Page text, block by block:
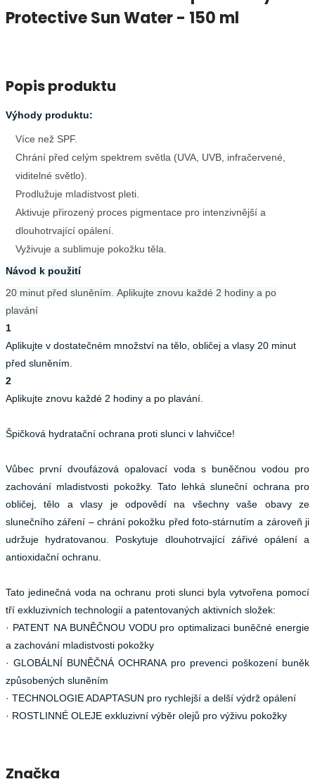
Protective Sun Water - 150 ml
Popis produktu
Výhody produktu:
Více než SPF.
Chrání před celým spektrem světla (UVA, UVB, infračervené,
viditelné světlo).
Prodlužuje mladistvost pleti.
Aktivuje přirozený proces pigmentace pro intenzivnější a
dlouhotrvající opálení.
Vyživuje a sublimuje pokožku těla.
Návod k použití
20 minut před sluněním. Aplikujte znovu každé 2 hodiny a po
plavání
1
Aplikujte v dostatečném množství na tělo, obličej a vlasy 20 minut
před sluněním.
2
Aplikujte znovu každé 2 hodiny a po plavání.
Špičková hydratační ochrana proti slunci v lahvičce!
Vůbec první dvoufázová opalovací voda s buněčnou vodou pro
zachování mladistvosti pokožky. Tato lehká sluneční ochrana pro
obličej, tělo a vlasy je odpovědí na všechny vaše obavy ze
slunečního záření – chrání pokožku před foto-stárnutím a zároveň ji
udržuje hydratovanou. Poskytuje dlouhotrvající zářivé opálení a
antioxidační ochranu.
Tato jedinečná voda na ochranu proti slunci byla vytvořena pomocí
tří exkluzivních technologií a patentovaných aktivních složek:
· PATENT NA BUNĚČNOU VODU pro optimalizaci buněčné energie
a zachování mladistvosti pokožky
· GLOBÁLNÍ BUNĚČNÁ OCHRANA pro prevenci poškození buněk
způsobených sluněním
· TECHNOLOGIE ADAPTASUN pro rychlejší a delší výdrž opálení
· ROSTLINNÉ OLEJE exkluzivní výběr olejů pro výživu pokožky
Značka